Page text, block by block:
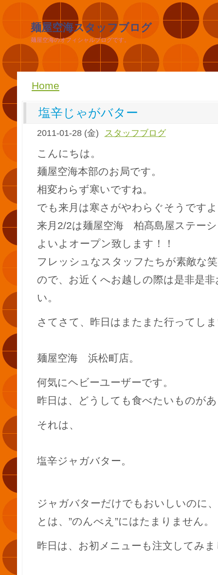
麺屋空海スタッフブログ
麺屋空海のオフィシャルブログです。
Home
塩辛じゃがバター
2011-01-28 (金) スタッフブログ
こんにちは。
麺屋空海本部のお局です。
相変わらず寒いですね。
でも来月は寒さがやわらぐそうです
来月2/2は麺屋空海 柏髙島屋ステー
よいよオープン致します！！
フレッシュなスタッフたちが素敵な
ので、お近くへお越しの際は是非是
い。
さてさて、昨日はまたまた行ってし
麺屋空海 浜松町店。
何気にヘビーユーザーです。
昨日は、どうしても食べたいものが
それは、
塩辛ジャガバター。
ジャガバターだけでもおいしいのに
とは、”のんべえ”にはたまりません。
昨日は、お初メニューも注文してみ